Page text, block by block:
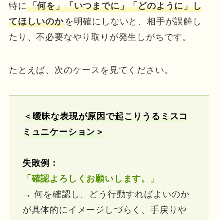
特に 「何を」「いつまでに」「どのように」し
てほしいのかを明確にしないと、相手が誤解し
たり、不必要なやり取りが発生しがちです。
たとえば、次のケースを見てください。
＜曖昧な表現が原因で起こりうるミスコ
ミュニケーション＞
失敗例：
「確認よろしくお願いします。
」
→ 何を確認し、どう行動すればよいのか
が具体的にイメージしづらく、手戻りや